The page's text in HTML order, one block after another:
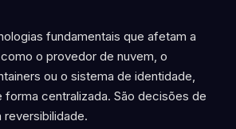
fundamentais que afetam a
o provedor de nuvem, o
ou o sistema de identidade,
centralizada. São decisões de